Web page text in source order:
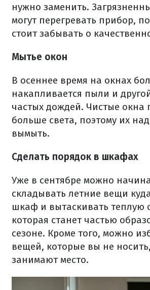
нужно заменить.
могут перегревать прибор,
стоит забывать о
Мытье окон
В осеннее время на окнах
накапливается пыли и
частых дождей. Чистые окна
больше света, поэтому их
вымыть.
Сделать порядок в шкафах
Уже в сентябре можно
складывать летние вещи
шкаф и вытаскивать теплую
которая станет частью
сезоне. Кроме того, можно
вещей, которые вы не
занимают место.